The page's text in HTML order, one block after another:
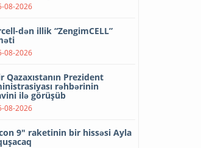
08-2026
dən illik “ZengimCELL”
08-2026
Qazaxıstanın Prezident
rəhbərinin
ilə görüşüb
08-2026
9" raketinin bir hissəsi Ayla